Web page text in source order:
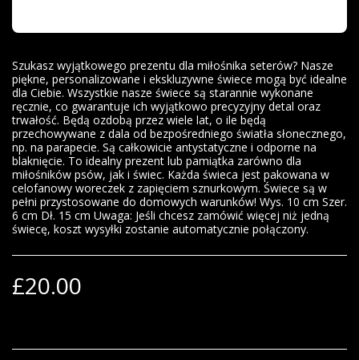
Szukasz wyjątkowego prezentu dla miłośnika seterów? Nasze
piękne, personalizowane i ekskluzywne świece mogą być idealne
dla Ciebie. Wszystkie nasze świece są starannie wykonane
ręcznie, co gwarantuje ich wyjątkowo precyzyjny detal oraz
trwałość. Będą ozdobą przez wiele lat, o ile będą
przechowywane z dala od bezpośredniego światła słonecznego,
np. na parapecie. Są całkowicie antystatyczne i odporne na
blaknięcie. To idealny prezent lub pamiątka zarówno dla
miłośników psów, jak i świec. Każda świeca jest pakowana w
celofanowy woreczek z zapięciem sznurkowym. Świece są w
pełni przystosowane do domowych warunków! Wys. 10 cm Szer.
6 cm Dł. 15 cm Uwaga: Jeśli chcesz zamówić więcej niż jedną
świecę, koszt wysyłki zostanie automatycznie połączony.
£20.00